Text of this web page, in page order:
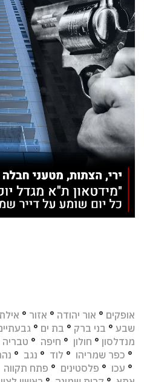
אופקים ° אור יהודה ° אזור ° אילת
שבע ° בני ברק ° בת ים °
מנדלסון ° חולון ° חיפה ° טבריה
° כפר שמריהו ° לוד ° נגב °
° עכו ° פלסטינים ° פתח תקווה